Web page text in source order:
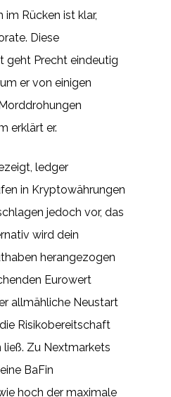
Rücken ist klar,
Diese
geht Precht eindeutig
er von einigen
erklärt er.
ledger
in Kryptowährungen
jedoch vor, das
wird dein
herangezogen
Eurowert
allmähliche Neustart
Risikobereitschaft
Zu Nextmarkets
BaFin
hoch der maximale